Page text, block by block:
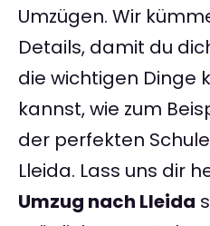
Umzügen. Wir
Details, damit du
die wichtigen Dinge
kannst, wie zum
der perfekten
Lleida. Lass uns dir
Umzug nach Lleida